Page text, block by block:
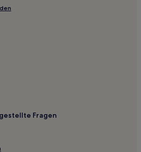
Hotels
Shores: Hotels
Circle
Fragen